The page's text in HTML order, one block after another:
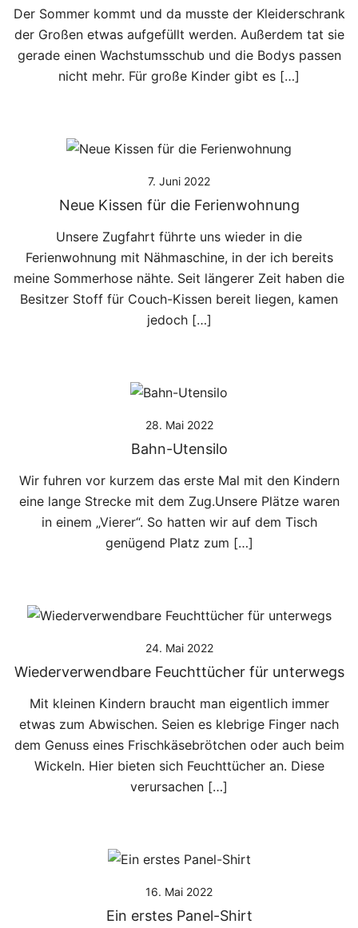
Der Sommer kommt und da musste der Kleiderschrank
der Großen etwas aufgefüllt werden. Außerdem tat sie
gerade einen Wachstumsschub und die Bodys passen
nicht mehr. Für große Kinder gibt es […]
7. Juni 2022
Neue Kissen für die Ferienwohnung
Unsere Zugfahrt führte uns wieder in die
Ferienwohnung mit Nähmaschine, in der ich bereits
meine Sommerhose nähte. Seit längerer Zeit haben die
Besitzer Stoff für Couch-Kissen bereit liegen, kamen
jedoch […]
28. Mai 2022
Bahn-Utensilo
Wir fuhren vor kurzem das erste Mal mit den Kindern
eine lange Strecke mit dem Zug.Unsere Plätze waren
in einem „Vierer“. So hatten wir auf dem Tisch
genügend Platz zum […]
24. Mai 2022
Wiederverwendbare Feuchttücher für unterwegs
Mit kleinen Kindern braucht man eigentlich immer
etwas zum Abwischen. Seien es klebrige Finger nach
dem Genuss eines Frischkäsebrötchen oder auch beim
Wickeln. Hier bieten sich Feuchttücher an. Diese
verursachen […]
16. Mai 2022
Ein erstes Panel-Shirt